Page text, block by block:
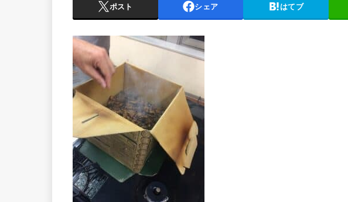
ポスト シェア はてブ